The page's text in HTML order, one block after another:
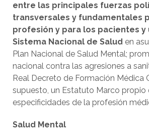
entre las principales fuerzas
transversales y fundamentales
profesión y para los pacientes y
Sistema Nacional de Salud en
Plan Nacional de Salud Mental;
nacional contra las agresiones a
Real Decreto de Formación Médica
supuesto, un Estatuto Marco propio
especificidades de la profesión
Salud Mental